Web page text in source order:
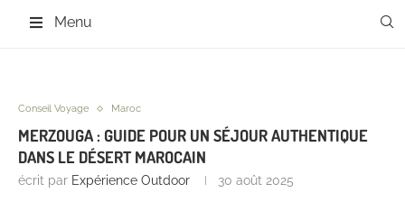
Menu
Conseil Voyage Maroc
MERZOUGA : GUIDE POUR UN SÉJOUR AUTHENTIQUE
DANS LE DÉSERT MAROCAIN
écrit par Expérience Outdoor 30 août 2025